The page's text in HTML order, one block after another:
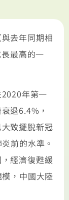
去年同期相
最高的一
年第一
退6.4%，
致擺脫新冠
前的水準。
經濟復甦緩
，中國大陸